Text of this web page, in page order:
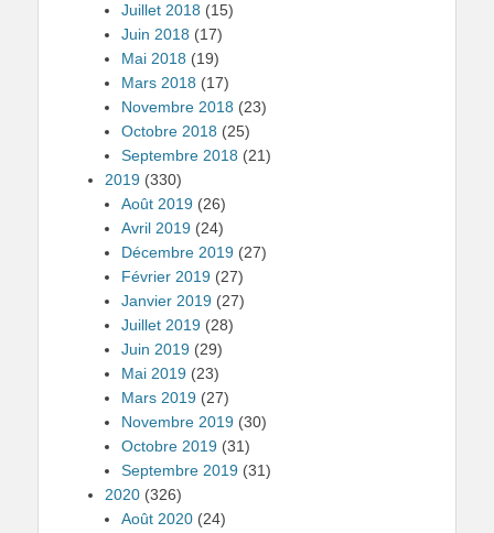
Juillet 2018 (15)
Juin 2018 (17)
Mai 2018 (19)
Mars 2018 (17)
Novembre 2018 (23)
Octobre 2018 (25)
Septembre 2018 (21)
2019 (330)
Août 2019 (26)
Avril 2019 (24)
Décembre 2019 (27)
Février 2019 (27)
Janvier 2019 (27)
Juillet 2019 (28)
Juin 2019 (29)
Mai 2019 (23)
Mars 2019 (27)
Novembre 2019 (30)
Octobre 2019 (31)
Septembre 2019 (31)
2020 (326)
Août 2020 (24)